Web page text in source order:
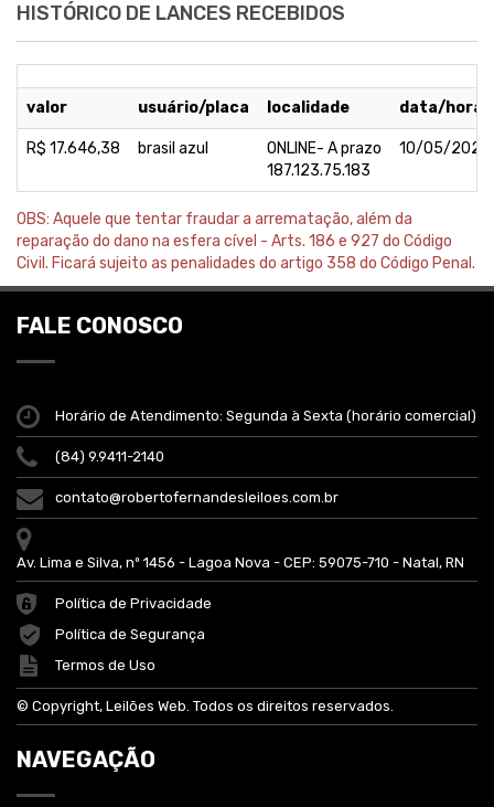
HISTÓRICO DE LANCES RECEBIDOS
valor usuário/placa localidade data/
R$ 17.646,38 brasil azul
ONLINE- A prazo
187.123.75.183
10/05/2023
OBS: Aquele que tentar fraudar a arrematação, além da
reparação do dano na esfera cível - Arts. 186 e 927 do Código
Civil. Ficará sujeito as penalidades do artigo 358 do Código Penal.
FALE CONOSCO
Horário de Atendimento: Segunda à Sexta (horário comercial)
(84) 9.9411-2140
contato@robertofernandesleiloes.com.br
Av. Lima e Silva, nº 1456 - Lagoa Nova - CEP: 59075-710 - Natal, RN
Política de Privacidade
Política de Segurança
Termos de Uso
© Copyright, Leilões Web. Todos os direitos reservados.
NAVEGAÇÃO